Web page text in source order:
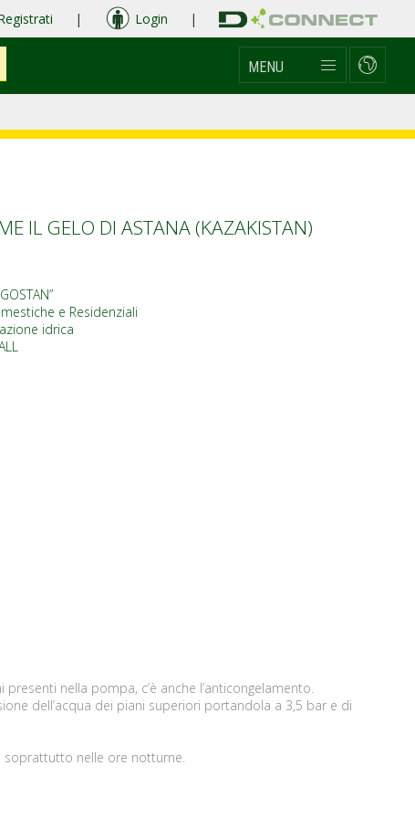
| Login |
MENU
IL GELO DI ASTANA (KAZAKISTAN)
e Residenziali
idrica
nella pompa, c’è anche l’anticongelamento.
dell’acqua dei piani superiori portandola a 3,5 bar e di
soprattutto nelle ore notturne.